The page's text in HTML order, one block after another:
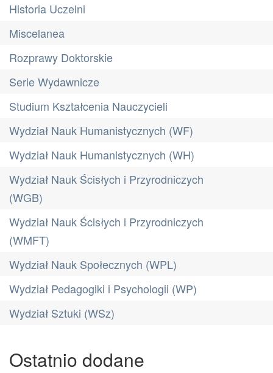
Historia Uczelni
Miscelanea
Rozprawy Doktorskie
Serie Wydawnicze
Studium Kształcenia Nauczycieli
Wydział Nauk Humanistycznych (WF)
Wydział Nauk Humanistycznych (WH)
Wydział Nauk Ścisłych i Przyrodniczych
(WGB)
Wydział Nauk Ścisłych i Przyrodniczych
(WMFT)
Wydział Nauk Społecznych (WPL)
Wydział Pedagogiki i Psychologii (WP)
Wydział Sztuki (WSz)
Ostatnio dodane